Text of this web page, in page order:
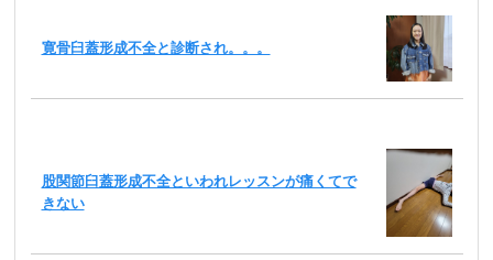
寛骨臼蓋形成不全と診断され。。。
股関節臼蓋形成不全といわれレッスンが痛くてで
きない